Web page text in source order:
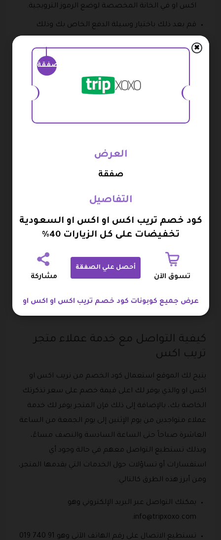
اكس او في الخانة المخصصة لوضع الرموز الترويجية.
قم بعد ذلك باختيار وسيلة الدفع الخاص بك وذلك
يقدم لك المتجر العديد من التخفيضات والعروض المميزة
تريب اكس او اكس او، كما يمكنك دفع قيمة خدماتك بأكثر
الآمنة والموثوق بها ومن هذه الطرق كالآتي:
يمكنك الدفع من خلال الفيزا.
الدفع من خلال تطبيق Paypal.
الدفع من خلال أمريكان إكسبريس.
او اكس او الذي من خلاله تستطيع حجز رحلتك الجوية
كيفية التواصل مع خدمة عملاء متجر
تريب اكس
يتيح لك الموقع استعمال كود الخصم من تريب اكس او
اكس او والذي يوفر لك اعلى قيمة خصم على سعر تذكرتك
الخاصة بك، بالإضافة إلى ذلك فإن المتجر يوفر لك خدمة
عملاء متواجدين من يوم الإثنين إلى يوم الجمعة من الساعة
العاشرة صباحاً حتى الساعة السادسة والنصف مساءً،
وبذلك تستطيع التواصل معهم في حالة وجود أي
استفسارات أو تساؤلات حول الخدمات التي يقدمها المتجر،
ومن أبرز هذه الطرق كالتالي:
يمكنك التواصل عبر البريد الإلكتروني وهو
info@tripxoxo.com
.
تستطيع الاتصال على رقم الهاتف الآتي وهو 91 740 019
صفقة
✖
العرض
صفقة
التفاصيل
كود خصم تريب اكس او اكس او السعودية
تخفيضات على كل الزيارات 40%
تسوق الآن
أحصل علي الصفقة
مشاركة
عرض جميع كوبونات كود خصم تريب اكس او اكس او